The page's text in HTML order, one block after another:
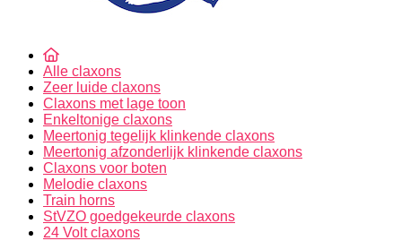
Alle claxons
Zeer luide claxons
Claxons met lage toon
Enkeltonige claxons
Meertonig tegelijk klinkende claxons
Meertonig afzonderlijk klinkende claxons
Claxons voor boten
Melodie claxons
Train horns
StVZO goedgekeurde claxons
24 Volt claxons